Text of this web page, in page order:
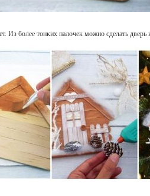
Из более тонких палочек можно сделать дверь